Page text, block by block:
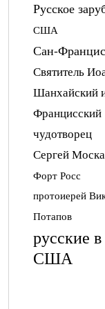
Русское
США
Сан-
Святитель
Шанхайский
Францисский
чудотворец
Сергей
Форт Росс
протоиерей
Потапов
русские в
США